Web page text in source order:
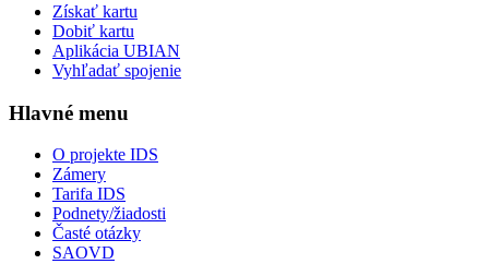
Získať kartu
Dobiť kartu
Aplikácia UBIAN
Vyhľadať spojenie
Hlavné menu
O projekte IDS
Zámery
Tarifa IDS
Podnety/žiadosti
Časté otázky
SAOVD